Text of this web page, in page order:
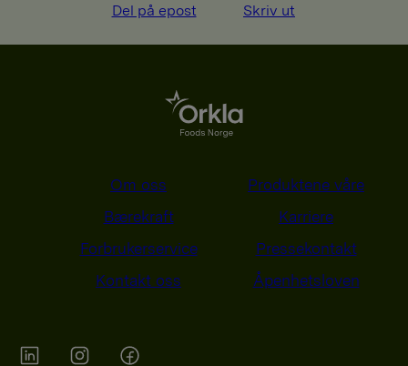
Del på epost Skriv ut
Om oss
Produktene våre
Bærekraft
Karriere
Forbrukerservice
Pressekontakt
Kontakt oss
Åpenhetsloven